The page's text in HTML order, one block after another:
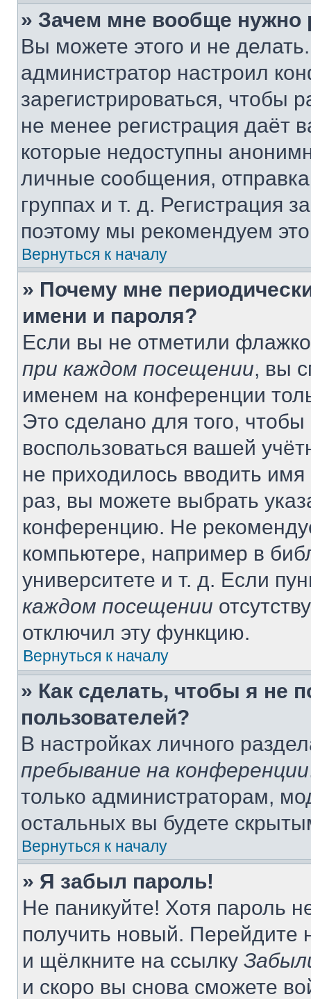
» Зачем мне вообще нужно
Вы можете этого и не
администратор настроил
зарегистрироваться, чтобы
не менее регистрация даёт
которые недоступны
личные сообщения,
группах и т. д. Регистрация
поэтому мы рекомендуем
Вернуться к началу
» Почему мне
имени и пароля?
Если вы не отметили
при каждом посещении, вы
именем на конференции
Это сделано для того, чтобы
воспользоваться вашей
не приходилось вводить
раз, вы можете выбрать
конференцию. Не
компьютере, например в
университете и т. д. Если
каждом посещении
отключил эту функцию.
Вернуться к началу
» Как сделать, чтобы я не
пользователей?
В настройках личного
пребывание на конференции
только администраторам,
остальных вы будете
Вернуться к началу
» Я забыл пароль!
Не паникуйте! Хотя пароль
получить новый. Перейдите
и щёлкните на ссылку
и скоро вы снова сможете